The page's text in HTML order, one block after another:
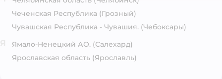
Чеченская Республика (Грозный)
Чувашская Республика - Чувашия. (Чебоксары)
Ямало-Ненецкий АО. (Салехард)
Ярославская область (Ярославль)